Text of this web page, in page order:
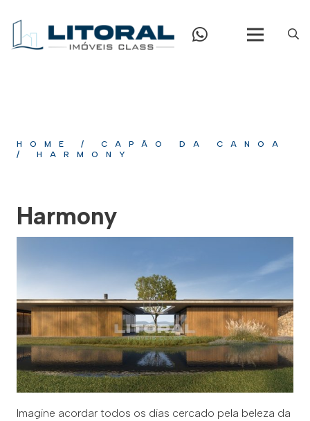
HOME / CAPÃO DA CANOA
/ HARMONY
Harmony
Imagine acordar todos os dias cercado pela beleza da